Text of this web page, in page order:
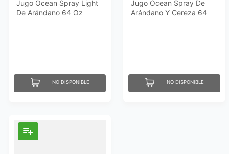
Jugo Ocean Spray Light
De Arándano 64 Oz
NO DISPONIBLE
Jugo Ocean Spray De
Arándano Y Cereza 64
NO DISPONIBLE